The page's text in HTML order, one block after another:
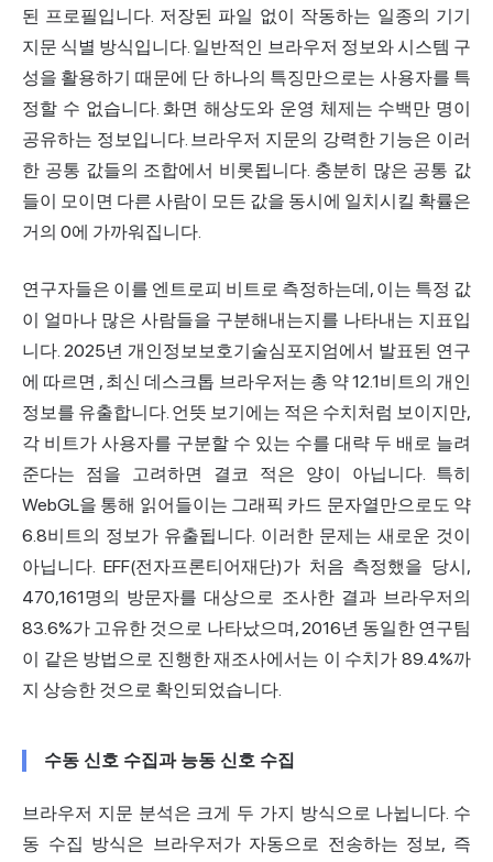
된 프로필입니다. 저장된 파일 없이 작동하는 일종의 기기
지문 식별 방식입니다. 일반적인 브라우저 정보와 시스템 구
성을 활용하기 때문에 단 하나의 특징만으로는 사용자를 특
정할 수 없습니다. 화면 해상도와 운영 체제는 수백만 명이
공유하는 정보입니다. 브라우저 지문의 강력한 기능은 이러
한 공통 값들의 조합에서 비롯됩니다. 충분히 많은 공통 값
들이 모이면 다른 사람이 모든 값을 동시에 일치시킬 확률은
거의 0에 가까워집니다.
연구자들은 이를 엔트로피 비트로 측정하는데, 이는 특정 값
이 얼마나 많은 사람들을 구분해내는지를 나타내는 지표입
니다. 2025년 개인정보보호기술심포지엄에서 발표된 연구
에 따르면 , 최신 데스크톱 브라우저는 총 약 12.1비트의 개인
정보를 유출합니다. 언뜻 보기에는 적은 수치처럼 보이지만,
각 비트가 사용자를 구분할 수 있는 수를 대략 두 배로 늘려
준다는 점을 고려하면 결코 적은 양이 아닙니다. 특히
WebGL을 통해 읽어들이는 그래픽 카드 문자열만으로도 약
6.8비트의 정보가 유출됩니다. 이러한 문제는 새로운 것이
아닙니다. EFF(전자프론티어재단)가 처음 측정했을 당시,
470,161명의 방문자를 대상으로 조사한 결과 브라우저의
83.6%가 고유한 것으로 나타났으며, 2016년 동일한 연구팀
이 같은 방법으로 진행한 재조사에서는 이 수치가 89.4%까
지 상승한 것으로 확인되었습니다.
수동 신호 수집과 능동 신호 수집
브라우저 지문 분석은 크게 두 가지 방식으로 나뉩니다. 수
동 수집 방식은 브라우저가 자동으로 전송하는 정보, 즉